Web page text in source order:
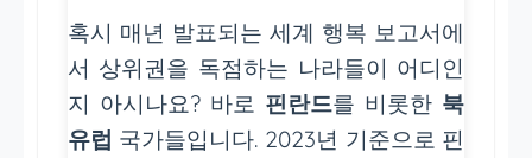
혹시 매년 발표되는 세계 행복 보고서에
서 상위권을 독점하는 나라들이 어디인
지 아시나요? 바로 핀란드를 비롯한 북
유럽 국가들입니다. 2023년 기준으로 핀